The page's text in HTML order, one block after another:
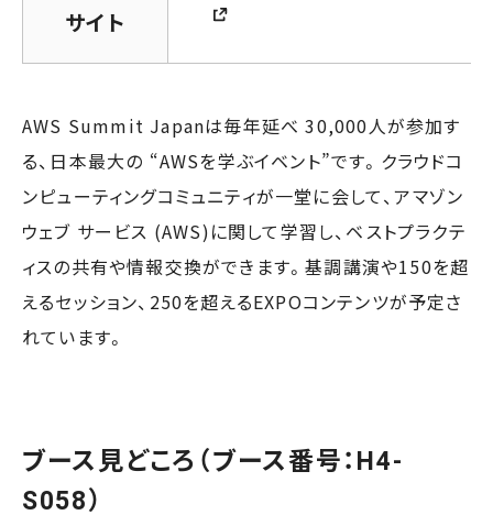
サイト
AWS Summit Japanは毎年延べ 30,000人が参加す
る、日本最大の “AWSを学ぶイベント”です。クラウドコ
ンピューティングコミュニティが一堂に会して、アマゾン
ウェブ サービス (AWS)に関して学習し、ベストプラクテ
ィスの共有や情報交換ができます。基調講演や150を超
えるセッション、250を超えるEXPOコンテンツが予定さ
れています。
ブース見どころ（ブース番号：H4-
S058）